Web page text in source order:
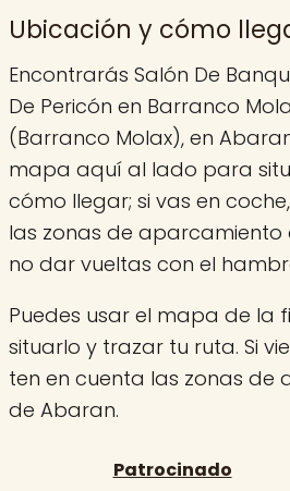
Ubicación y cómo
Encontrarás Salón De
De Pericón en Barranco
(Barranco Molax), en
mapa aquí al lado para
cómo llegar; si vas en
las zonas de
no dar vueltas con el
Puedes usar el mapa de la
situarlo y trazar tu ruta. Si
ten en cuenta las zonas de
de Abaran.